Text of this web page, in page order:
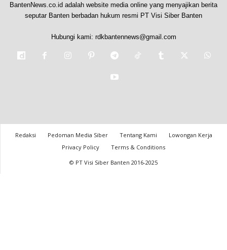
BantenNews.co.id adalah website media online yang menyajikan berita
seputar Banten berbadan hukum resmi PT Visi Siber Banten
Hubungi kami: rdkbantennews@gmail.com
Redaksi Pedoman Media Siber Tentang Kami
Lowongan Kerja
Privacy Policy
Terms & Conditions
© PT Visi Siber Banten 2016-2025